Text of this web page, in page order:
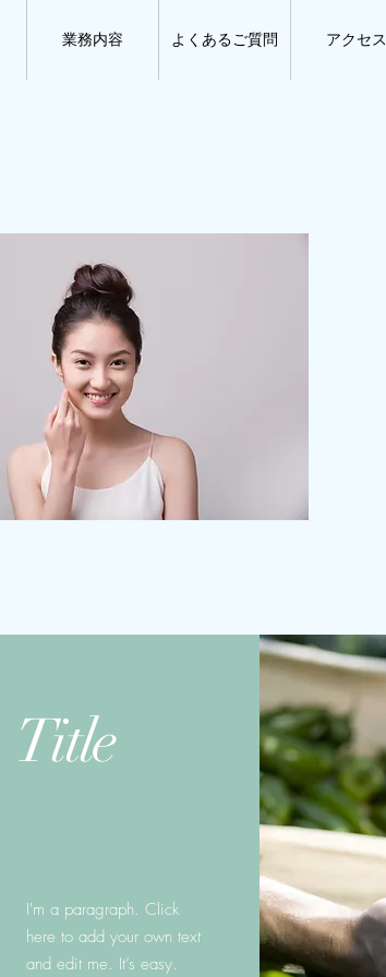
業務内容 よくあるご質問 アクセス
Title
I'm a paragraph. Click
here to add your own text
and edit me. It’s easy.